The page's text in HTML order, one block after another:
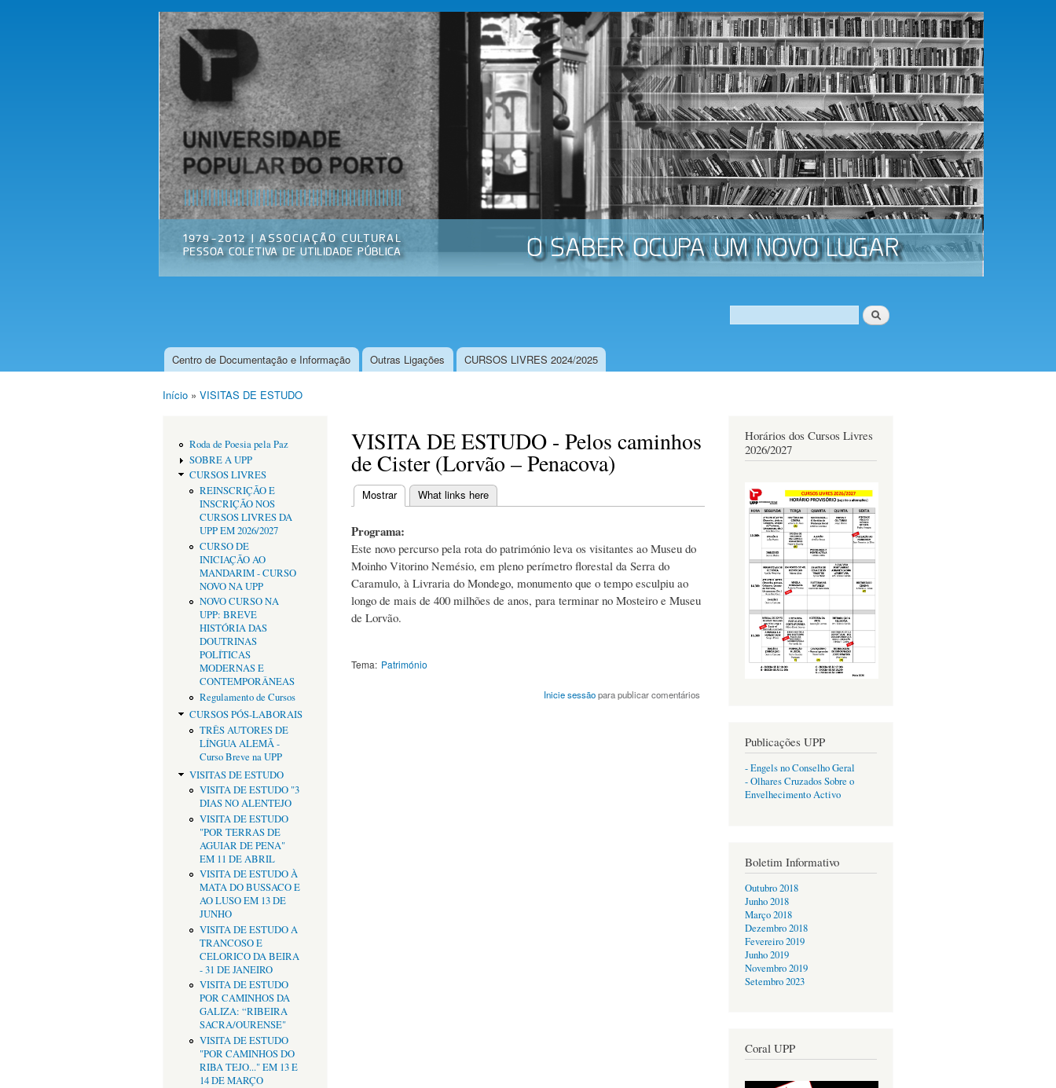
Passar
para o
conteúdo
principal
Universidade
Popular do
Porto
Associação
Cultural
Formulário de procura
Procurar
Menu principal
Centro de Documentação e Informação Outras Ligações CURSOS LIVRES 2024/2025
Início » VISITAS DE ESTUDO
Roda de Poesia pela Paz
SOBRE A UPP
CURSOS LIVRES
REINSCRIÇÃO E
INSCRIÇÃO NOS
CURSOS LIVRES DA
UPP EM 2026/2027
CURSO DE
INICIAÇÃO AO
MANDARIM - CURSO
NOVO NA UPP
NOVO CURSO NA
UPP: BREVE
HISTÓRIA DAS
DOUTRINAS
POLÍTICAS
MODERNAS E
CONTEMPORÂNEAS
Regulamento de Cursos
CURSOS PÓS-LABORAIS
TRÊS AUTORES DE
LÍNGUA ALEMÃ -
Curso Breve na UPP
VISITAS DE ESTUDO
VISITA DE ESTUDO "3
DIAS NO ALENTEJO
VISITA DE ESTUDO
"POR TERRAS DE
AGUIAR DE PENA"
EM 11 DE ABRIL
VISITA DE ESTUDO À
MATA DO BUSSACO E
AO LUSO EM 13 DE
JUNHO
VISITA DE ESTUDO A
TRANCOSO E
CELORICO DA BEIRA
- 31 DE JANEIRO
VISITA DE ESTUDO
POR CAMINHOS DA
GALIZA: “RIBEIRA
SACRA/OURENSE"
VISITA DE ESTUDO
"POR CAMINHOS DO
RIBA TEJO..." EM 13 E
14 DE MARÇO
VISITA DE ESTUDO - Pelos caminhos
de Cister (Lorvão – Penacova)
Separadores primários
Mostrar(separador ativo)
What links here
Programa:
Este novo percurso pela rota do património leva os visitantes ao Museu do
Moinho Vitorino Nemésio, em pleno perímetro florestal da Serra do
Caramulo, à Livraria do Mondego, monumento que o tempo esculpiu ao
longo de mais de 400 milhões de anos, para terminar no Mosteiro e Museu
de Lorvão.
Tema: Património
Inicie sessãopara publicar comentários
Horários dos Cursos Livres
2026/2027
Publicações UPP
- Engels no Conselho Geral
- Olhares Cruzados Sobre o
Envelhecimento Activo
Boletim Informativo
Outubro 2018
Junho 2018
Março 2018
Dezembro 2018
Fevereiro 2019
Junho 2019
Novembro 2019
Setembro 2023
Coral UPP